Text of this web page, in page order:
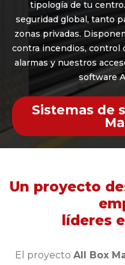
tipología de tu
seguridad global, tanto
zonas privadas.
contra incendios, control
alarmas y nuestros
software
Sistemas de
Un proyecto
líderes
El proyecto All Box